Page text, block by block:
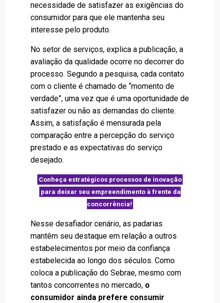
necessidade de satisfazer as exigências do
consumidor para que ele mantenha seu
interesse pelo produto.
No setor de serviços, explica a publicação, a
avaliação da qualidade ocorre no decorrer do
processo. Segundo a pesquisa, cada contato
com o cliente é chamado de “momento de
verdade”, uma vez que é uma oportunidade de
satisfazer ou não as demandas do cliente.
Assim, a satisfação é mensurada pela
comparação entre a percepção do serviço
prestado e as expectativas do serviço
desejado.
Conheça estratégicos processos de inovação
para deixar seu empreendimento à frente da
concorrência!
Nesse desafiador cenário, as padarias
mantêm seu destaque em relação a outros
estabelecimentos por meio da confiança
estabelecida ao longo dos séculos. Como
coloca a publicação do Sebrae, mesmo com
tantos concorrentes no mercado, o
consumidor ainda prefere consumir